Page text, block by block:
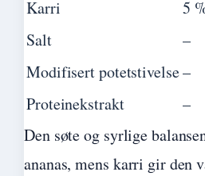
Karri
5
Salt
–
Modifisert potetstivelse–
Proteinekstrakt
–
Den søte og syrlige
ananas, mens karri gir den